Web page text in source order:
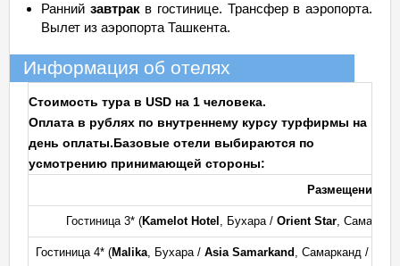
Ранний завтракв гостинице. Трансфер в аэропорта.
Вылет из аэропорта Ташкента.
Информация об отелях
Стоимость тура в USD на 1 человека.
Оплата в рублях по внутреннему курсу турфирмы на
день оплаты.Базовые отели выбираются по
усмотрению принимающей стороны:
Размещение
Гостиница 3* (Kamelot Hotel , Бухара / Orient Star,
Гостиница 4* (Malika, Бухара / Asia Samarkand , Самарканд /